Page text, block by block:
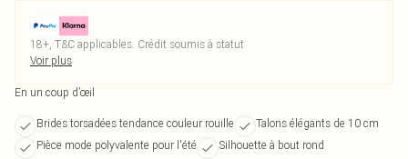
18+, T&C applicables. Crédit soumis à statut
Voir plus
En un coup d’œil
Brides torsadées tendance couleur rouille
Talons élégants de 10 cm
Pièce mode polyvalente pour l'été
Silhouette à bout rond